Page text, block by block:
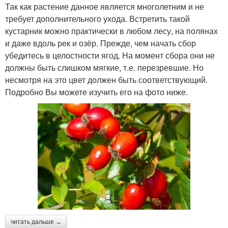
Так как растение данное является многолетним и не
требует дополнительного ухода. Встретить такой
кустарник можно практически в любом лесу, на полянах
и даже вдоль рек и озёр. Прежде, чем начать сбор
убедитесь в целостности ягод. На момент сбора они не
должны быть слишком мягкие, т.е. перезревшие. Но
несмотря на это цвет должен быть соответствующий.
Подробно Вы можете изучить его на фото ниже.
читать дальше →